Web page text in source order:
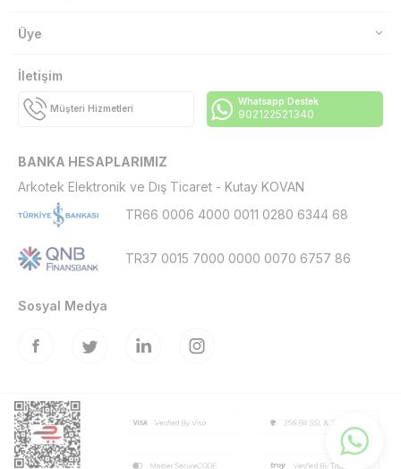
Üye
İletişim
Müşteri Hizmetleri
Whatsapp Destek
902122521340
BANKA HESAPLARIMIZ
Arkotek Elektronik ve Dış Ticaret - Kutay KOVAN
TR66 0006 4000 0011 0280 6344 68
TR37 0015 7000 0000 0070 6757 86
Sosyal Medya